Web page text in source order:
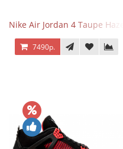
Nike Air Jordan 4 Taupe Haze
7490р.